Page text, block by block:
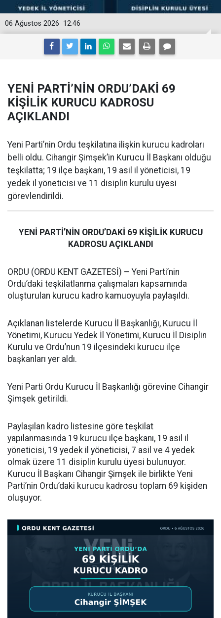
12:46
06 Ağustos 2026
YENİ PARTİ’NİN ORDU’DAKİ 69
KİŞİLİK KURUCU KADROSU
AÇIKLANDI
Yeni Parti’nin Ordu teşkilatına ilişkin kurucu kadroları
belli oldu. Cihangir Şimşek’in Kurucu İl Başkanı olduğu
teşkilatta; 19 ilçe başkanı, 19 asil il yöneticisi, 19
yedek il yöneticisi ve 11 disiplin kurulu üyesi
görevlendirildi.
YENİ PARTİ’NİN ORDU’DAKİ 69 KİŞİLİK KURUCU
KADROSU AÇIKLANDI
ORDU (ORDU KENT GAZETESİ) – Yeni Parti’nin
Ordu’daki teşkilatlanma çalışmaları kapsamında
oluşturulan kurucu kadro kamuoyuyla paylaşıldı.
Açıklanan listelerde Kurucu İl Başkanlığı, Kurucu İl
Yönetimi, Kurucu Yedek İl Yönetimi, Kurucu İl Disiplin
Kurulu ve Ordu’nun 19 ilçesindeki kurucu ilçe
başkanları yer aldı.
Yeni Parti Ordu Kurucu İl Başkanlığı görevine Cihangir
Şimşek getirildi.
Paylaşılan kadro listesine göre teşkilat
yapılanmasında 19 kurucu ilçe başkanı, 19 asil il
yöneticisi, 19 yedek il yöneticisi, 7 asil ve 4 yedek
olmak üzere 11 disiplin kurulu üyesi bulunuyor.
Kurucu İl Başkanı Cihangir Şimşek ile birlikte Yeni
Parti’nin Ordu’daki kurucu kadrosu toplam 69 kişiden
oluşuyor.